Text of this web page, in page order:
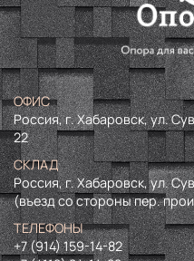
ОФИС
Россия, г. Хабаровск, ул.
22
СКЛАД
Россия, г. Хабаровск, ул.
(въезд со стороны пер.
ТЕЛЕФОНЫ
+7 (914) 159-14-82